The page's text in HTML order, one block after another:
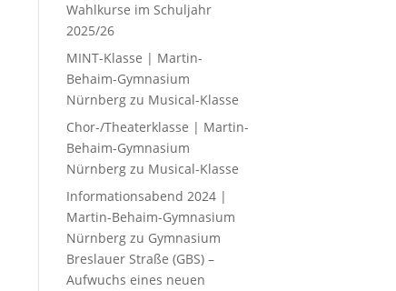
Wahlkurse im Schuljahr
2025/26
MINT-Klasse | Martin-
Behaim-Gymnasium
Nürnberg zu Musical-Klasse
Chor-/Theaterklasse | Martin-
Behaim-Gymnasium
Nürnberg zu Musical-Klasse
Informationsabend 2024 |
Martin-Behaim-Gymnasium
Nürnberg zu Gymnasium
Breslauer Straße (GBS) –
Aufwuchs eines neuen